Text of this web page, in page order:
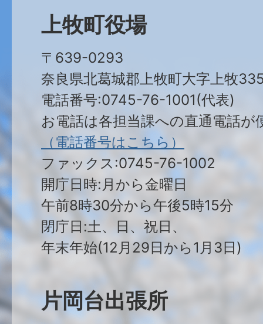
上牧町役場
〒639-0293
奈良県北葛城郡上牧町大字上牧
電話番号:0745-76-1001(代表)
お電話は各担当課への直通電話が
（電話番号はこちら）
ファックス:0745-76-1002
開庁日時:月から金曜日
午前8時30分から午後5時15分
閉庁日:土、日、祝日、
年末年始(12月29日から1月3日)
片岡台出張所